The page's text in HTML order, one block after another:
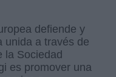
defiende y
unida a través de
la Sociedad
es promover una